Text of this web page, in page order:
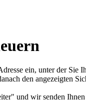
ein, unter der Sie
den angezeigten
und wir senden